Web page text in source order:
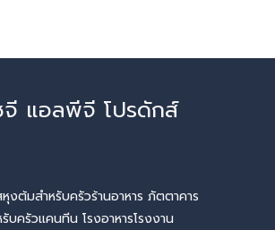
จี แอลพีจี โปรดักส์
ต้มสำหรับครัวร้านอาหาร ภัตตาคาร
บครัวแคนทีน โรงอาหารโรงงาน